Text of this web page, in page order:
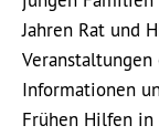
Jahren Rat und
Informationen
Frühen Hilfen in